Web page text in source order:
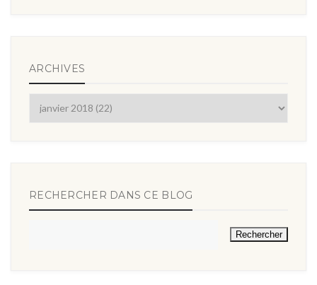
ARCHIVES
RECHERCHER DANS CE BLOG